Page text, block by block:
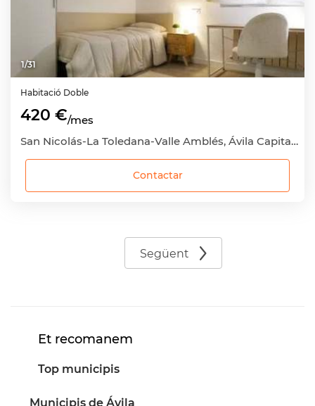
1/31
Habitació Doble
420 €/mes
San Nicolás-La Toledana-Valle Amblés, Ávila Capital, Ávila
Contactar
Següent
Et recomanem
Top municipis
Municipis de Ávila